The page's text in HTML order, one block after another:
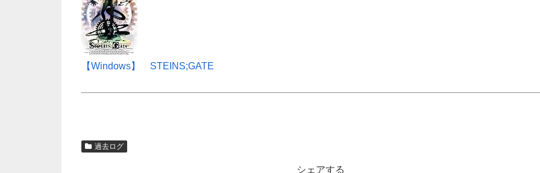
【Windows】 STEINS;GATE
過去ログ
シェアする